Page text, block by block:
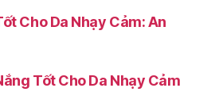
Cho Da Nhạy Cảm: An
Tốt Cho Da Nhạy Cảm